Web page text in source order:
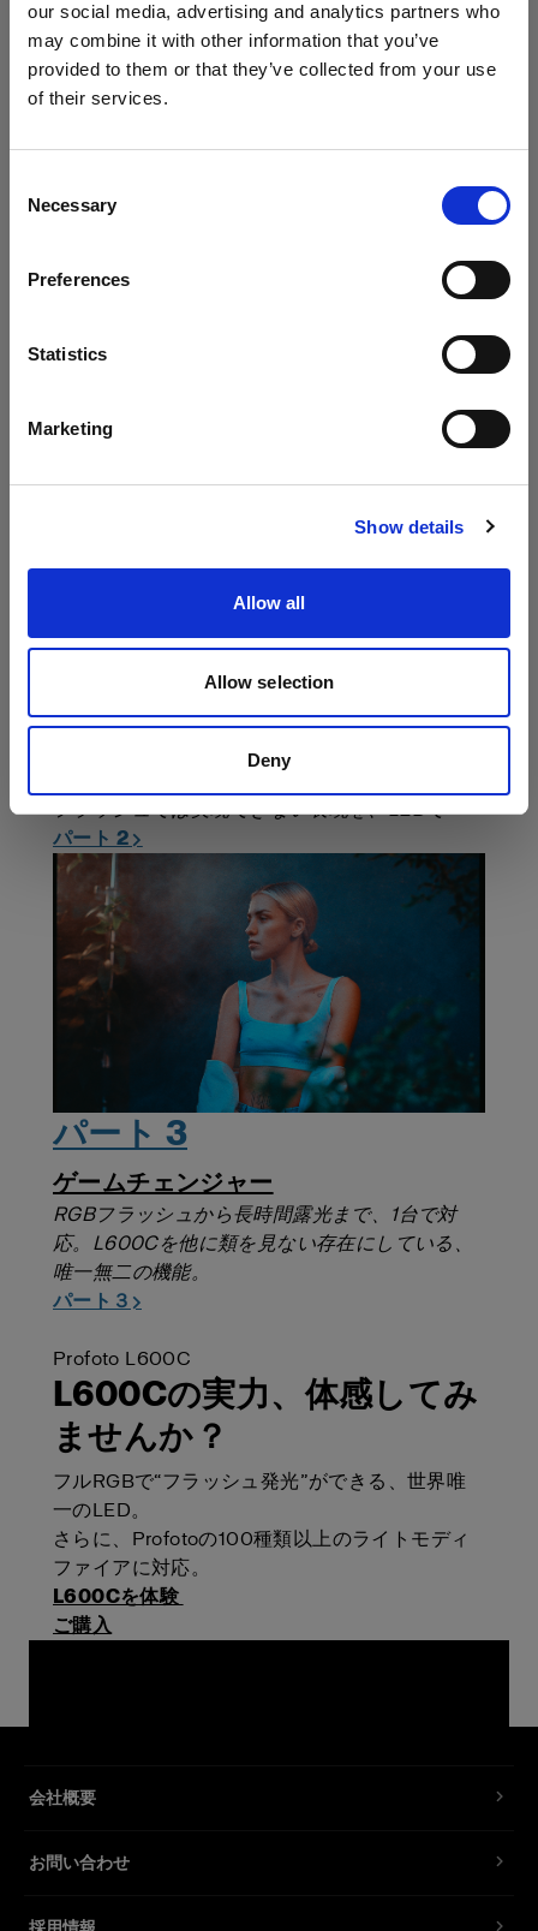
our social media, advertising and analytics partners who
may combine it with other information that you’ve
provided to them or that they’ve collected from your use
of their services.
Selection
Necessary
Preferences
Statistics
Marketing
Show details
Allow all
Allow selection
Deny
地域を変更しますか？
France
サイトにアクセス
90年代からフラッシュを使い続けてきたジェイ
いるのでしょうか？その理由を、ぜひご覧くだ
パート 2
LEDだからこそ可能になるクリエイティブ表現
“ブリージング”ポートレート、ストーリーテリン
グとしての色温度（ケルビン）、そして1,600万
フラッシュでは実現できない表現を、LEDで
パート 2 →
パート 3
ゲームチェンジャー
RGBフラッシュから長時間露光まで、1台で対
応。L600Cを他に類を見ない存在にしている、
唯一無二の機能。
パート３→
Profoto L600C
L600Cの実力、体感してみ
ませんか？
フルRGBで“フラッシュ発光”ができる、世界唯
一のLED。
さらに、Profotoの100種類以上のライトモディ
ファイアに対応。
L600Cを体験
ご購入
会社概要
お問い合わせ